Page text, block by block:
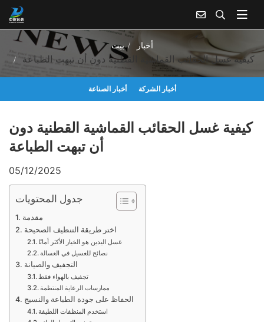
كيفية غسل الحقائب القماشية القطنية دون أن تبهت الطباعة
بيت أخبار
كيفية غسل الحقائب القماشية القطنية دون أن تبهت الطباعة
أخبار الصناعة أخبار الشركة
كيفية غسل الحقائب القماشية القطنية دون
أن تبهت الطباعة
05/12/2025
جدول المحتويات
مقدمة
اختر طريقة التنظيف الصحيحة
غسل اليدين هو الخيار الأكثر أمانًا
نصائح للغسيل في الغسالة
التجفيف والصيانة
تجفيف بالهواء فقط
ممارسات الرعاية المنتظمة
الحفاظ على جودة الطباعة والنسيج
استخدم المنظفات اللطيفة